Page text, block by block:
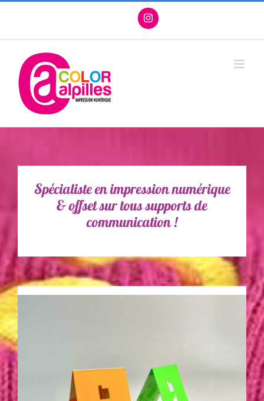
Passer
Spécialiste en impression numérique
& offset sur tous supports de
communication !